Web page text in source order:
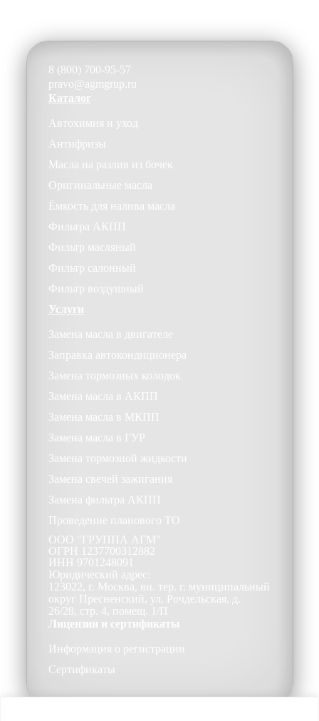
8 (800) 700-95-57
pravo@agmgrup.ru
Каталог
Автохимия и уход
Антифризы
Масла на разлив из бочек
Оригинальные масла
Ёмкость для налива масла
Фильтра АКПП
Фильтр масляный
Фильтр салонный
Фильтр воздушный
Услуги
Замена масла в двигателе
Заправка автокондиционера
Замена тормозных колодок
Замена масла в АКПП
Замена масла в МКПП
Замена масла в ГУР
Замена тормозной жидкости
Замена свечей зажигания
Замена фильтра АКПП
Проведение планового ТО
ООО "ГРУППА АГМ"
ОГРН
1237700312882
9701248091
Юридический адрес:
123022, г. Москва, вн. тер. г. муниципальный
округ Пресненский, ул. Рочдельская, д.
26/28, стр. 4, помещ. 1/П
Лицензии и сертификаты
Информация о регистрации
Сертификаты